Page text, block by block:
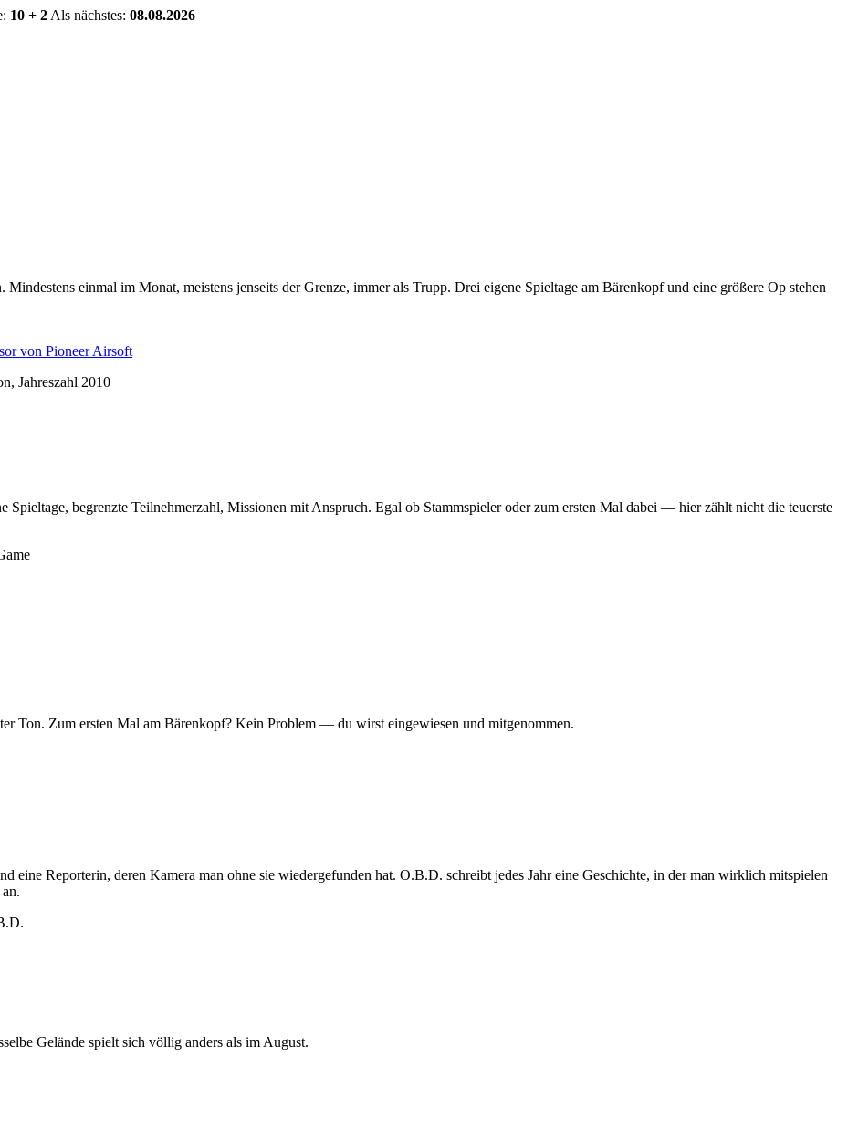
10 + 2 Als nächstes: 08.08.2026
einmal im Monat, meistens jenseits der Grenze, immer als Trupp. Drei eigene Spieltage am Bärenkopf und eine größere Op stehen
Spieltage, begrenzte Teilnehmerzahl, Missionen mit Anspruch. Egal ob Stammspieler oder zum ersten Mal dabei — hier zählt nicht die teuerste
Ton. Zum ersten Mal am Bärenkopf? Kein Problem — du wirst eingewiesen und mitgenommen.
eine Reporterin, deren Kamera man ohne sie wiedergefunden hat. O.B.D. schreibt jedes Jahr eine Geschichte, in der man wirklich mitspielen
Gelände spielt sich völlig anders als im August.